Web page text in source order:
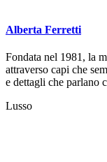
Alberta Ferretti
Fondata nel 1981, la
attraverso capi che
e dettagli che parlano
Lusso